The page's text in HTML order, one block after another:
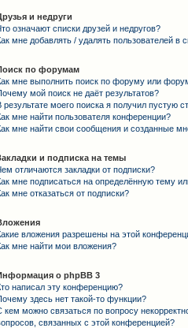
и недруги
означают списки друзей и недругов?
мне добавлять / удалять пользователей в
по форумам
мне выполнить поиск по форуму или
мой поиск не даёт результатов?
результате моего поиска я получил пустую
мне найти пользователя конференции?
мне найти свои сообщения и созданные
и подписка на темы
отличаются закладки от подписки?
мне подписаться на определённую тему
мне отказаться от подписки?
вложения разрешены на этой
мне найти мои вложения?
о phpBB 3
написал эту конференцию?
здесь нет такой-то функции?
кем можно связаться по вопросу
связанных с этой конференцией?